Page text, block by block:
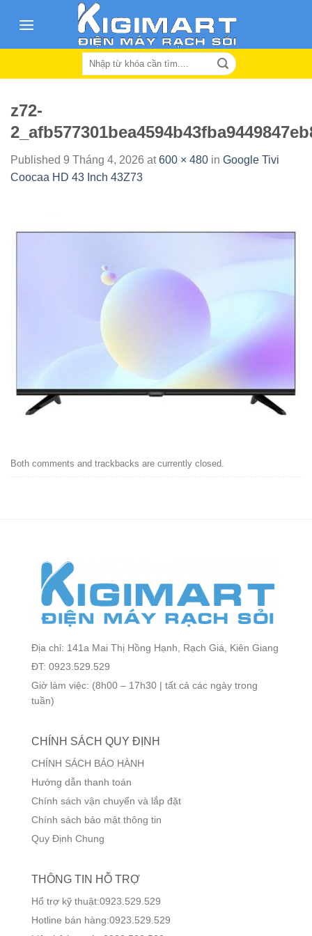
Search
z72-
Published 9 Tháng 4, 2026 at600 × 480 in Google Tivi
Coocaa HD 43 Inch 43Z73
Both comments and trackbacks are currently closed.
Địa chỉ: 141a Mai Thị Hồng Hạnh, Rạch Giá, Kiên Giang
ĐT: 0923.529.529
Giờ làm việc: (8h00 – 17h30 | tất cả các ngày trong
tuần)
CHÍNH SÁCH QUY ĐỊNH
CHÍNH SÁCH BẢO HÀNH
Hướng dẫn thanh toán
Chính sách vận chuyển và lắp đặt
Chính sách bảo mật thông tin
Quy Định Chung
THÔNG TIN HỖ TRỢ
Hổ trợ kỹ thuật:0923.529.529
Hotline bán hàng:0923.529.529